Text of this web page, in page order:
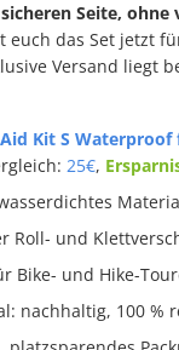
Seite, ohne
euch das Set jetzt
Versand liegt
Kit S Waterproof
25€,
Roll- und
Bike- und Hike-
nachhaltig, 100 %